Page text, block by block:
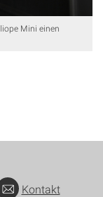
Mini einen
Kontakt